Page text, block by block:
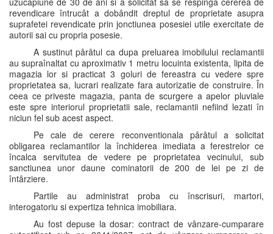
revendicare întrucât a dobândit dreptul de proprietate asupra
suprafetei revendicate prin jonctiunea posesiei utile exercitate de
autorii sai cu propria posesie.
A sustinut pârâtul ca dupa preluarea imobilului reclamantii
au supraînaltat cu aproximativ 1 metru locuinta existenta, lipita de
magazia lor si practicat 3 goluri de fereastra cu vedere spre
proprietatea sa, lucrari realizate fara autorizatie de construire. În
ceea ce priveste magazia, panta de scurgere a apelor pluviale
este spre interiorul proprietatii sale, reclamantii nefiind lezati în
niciun fel sub acest aspect.
Pe cale de cerere reconventionala pârâtul a solicitat
obligarea reclamantilor la închiderea imediata a ferestrelor ce
încalca servitutea de vedere pe proprietatea vecinului, sub
sanctiunea unor daune cominatorii de 200 de lei pe zi de
întârziere.
Partile au administrat proba cu înscrisuri, martori,
interogatoriu si expertiza tehnica imobiliara.
Au fost depuse la dosar: contract de vânzare-cumparare